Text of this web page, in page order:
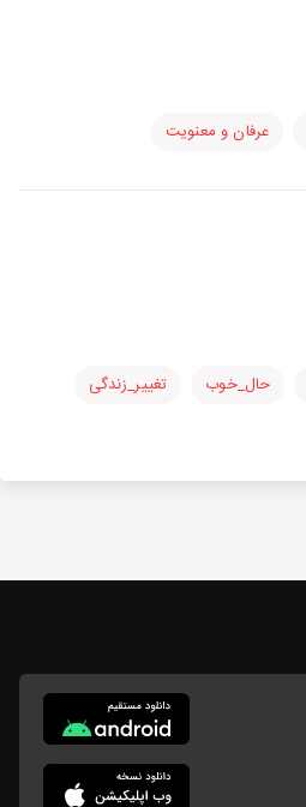
عرفان و معنویت
حال_خوب
تغییر_زندگی